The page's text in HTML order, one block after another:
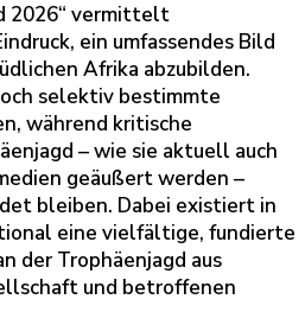
2026“ vermittelt
ein umfassendes Bild
Afrika abzubilden.
selektiv bestimmte
während kritische
– wie sie aktuell auch
geäußert werden –
bleiben. Dabei existiert in
eine vielfältige, fundierte
der Trophäenjagd aus
und betroffenen